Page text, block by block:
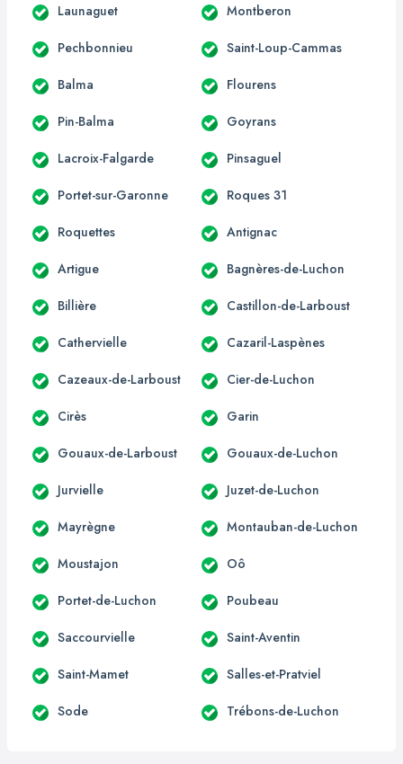
Launaguet Montberon
Pechbonnieu Saint-Loup-Cammas
Balma Flourens
Pin-Balma Goyrans
Lacroix-Falgarde Pinsaguel
Portet-sur-Garonne Roques 31
Roquettes Antignac
Artigue Bagnères-de-Luchon
Billière Castillon-de-Larboust
Cathervielle Cazaril-Laspènes
Cazeaux-de-Larboust Cier-de-Luchon
Cirès Garin
Gouaux-de-Larboust Gouaux-de-Luchon
Jurvielle Juzet-de-Luchon
Mayrègne Montauban-de-Luchon
Moustajon Oô
Portet-de-Luchon Poubeau
Saccourvielle Saint-Aventin
Saint-Mamet Salles-et-Pratviel
Sode Trébons-de-Luchon